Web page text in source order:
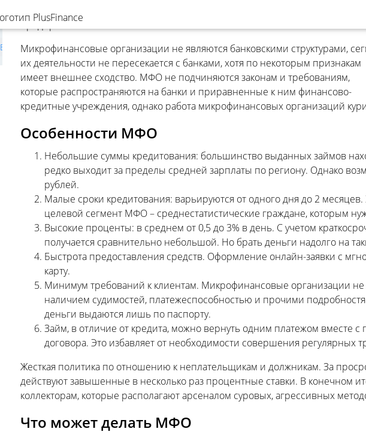
Вернутся в список
Что такое МФО
Заемщиками могут являться индивидуальные предприниматели и мелкие
предприятия.
Микрофинансовые организации не являются банковскими структурами,
их деятельности не пересекается с банками, хотя по некоторым признакам
имеет внешнее сходство. МФО не подчиняются законам и требованиям,
которые распространяются на банки и приравненные к ним финансово-
кредитные учреждения, однако работа микрофинансовых организаций
Особенности МФО
Небольшие суммы кредитования: большинство выданных займов
редко выходит за пределы средней зарплаты по региону. Однако
рублей.
Малые сроки кредитования: варьируются от одного дня до 2
целевой сегмент МФО – среднестатистические граждане, которым
Высокие проценты: в среднем от 0,5 до 3% в день. С учетом
получается сравнительно небольшой. Но брать деньги надолго на
Быстрота предоставления средств. Оформление онлайн-заявки с
карту.
Минимум требований к клиентам. Микрофинансовые организации не
наличием судимостей, платежеспособностью и прочими
деньги выдаются лишь по паспорту.
Займ, в отличие от кредита, можно вернуть одним платежом вместе
договора. Это избавляет от необходимости совершения регулярных
Жесткая политика по отношению к неплательщикам и должникам. За
действуют завышенные в несколько раз процентные ставки. В конечном
коллекторам, которые располагают арсеналом суровых, агрессивных
Что может делать МФО